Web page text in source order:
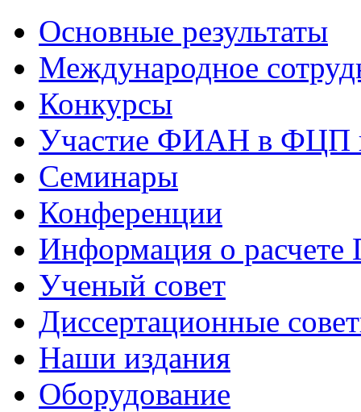
Основные результаты
Международное
Конкурсы
Участие ФИАН в ФЦП
Семинары
Конференции
Информация о
Ученый совет
Диссертационные
Наши издания
Оборудование